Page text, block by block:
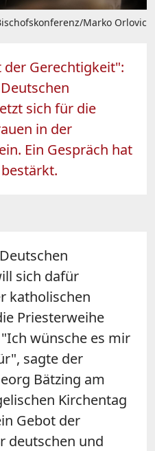
Marko Orlovic
der Gerechtigkeit":
sich für die
in der
Ein Gespräch hat
sich dafür
katholischen
Priesterweihe
wünsche es mir
sagte der
Bätzing am
Kirchentag
Gebot der
deutschen und